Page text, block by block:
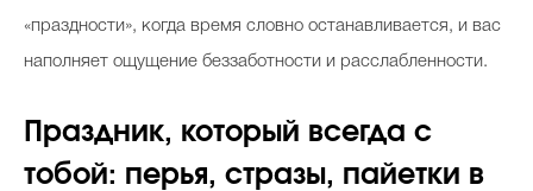
«праздности», когда время словно останавливается, и вас
наполняет ощущение беззаботности и расслабленности.
Праздник, который всегда с
тобой: перья, стразы, пайетки в